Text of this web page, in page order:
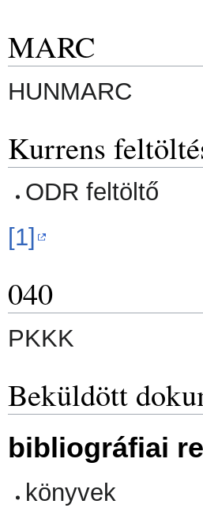
MARC
HUNMARC
Kurrens
ODR feltöltő
[1]
040
PKKK
Beküldött
bibliográfiai
könyvek